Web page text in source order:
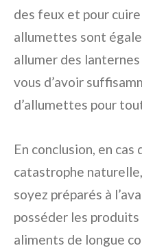
des feux et pour
allumettes sont
allumer des
vous d’avoir
d’allumettes pour
En conclusion, en cas
catastrophe
soyez préparés à
posséder les
aliments de longue